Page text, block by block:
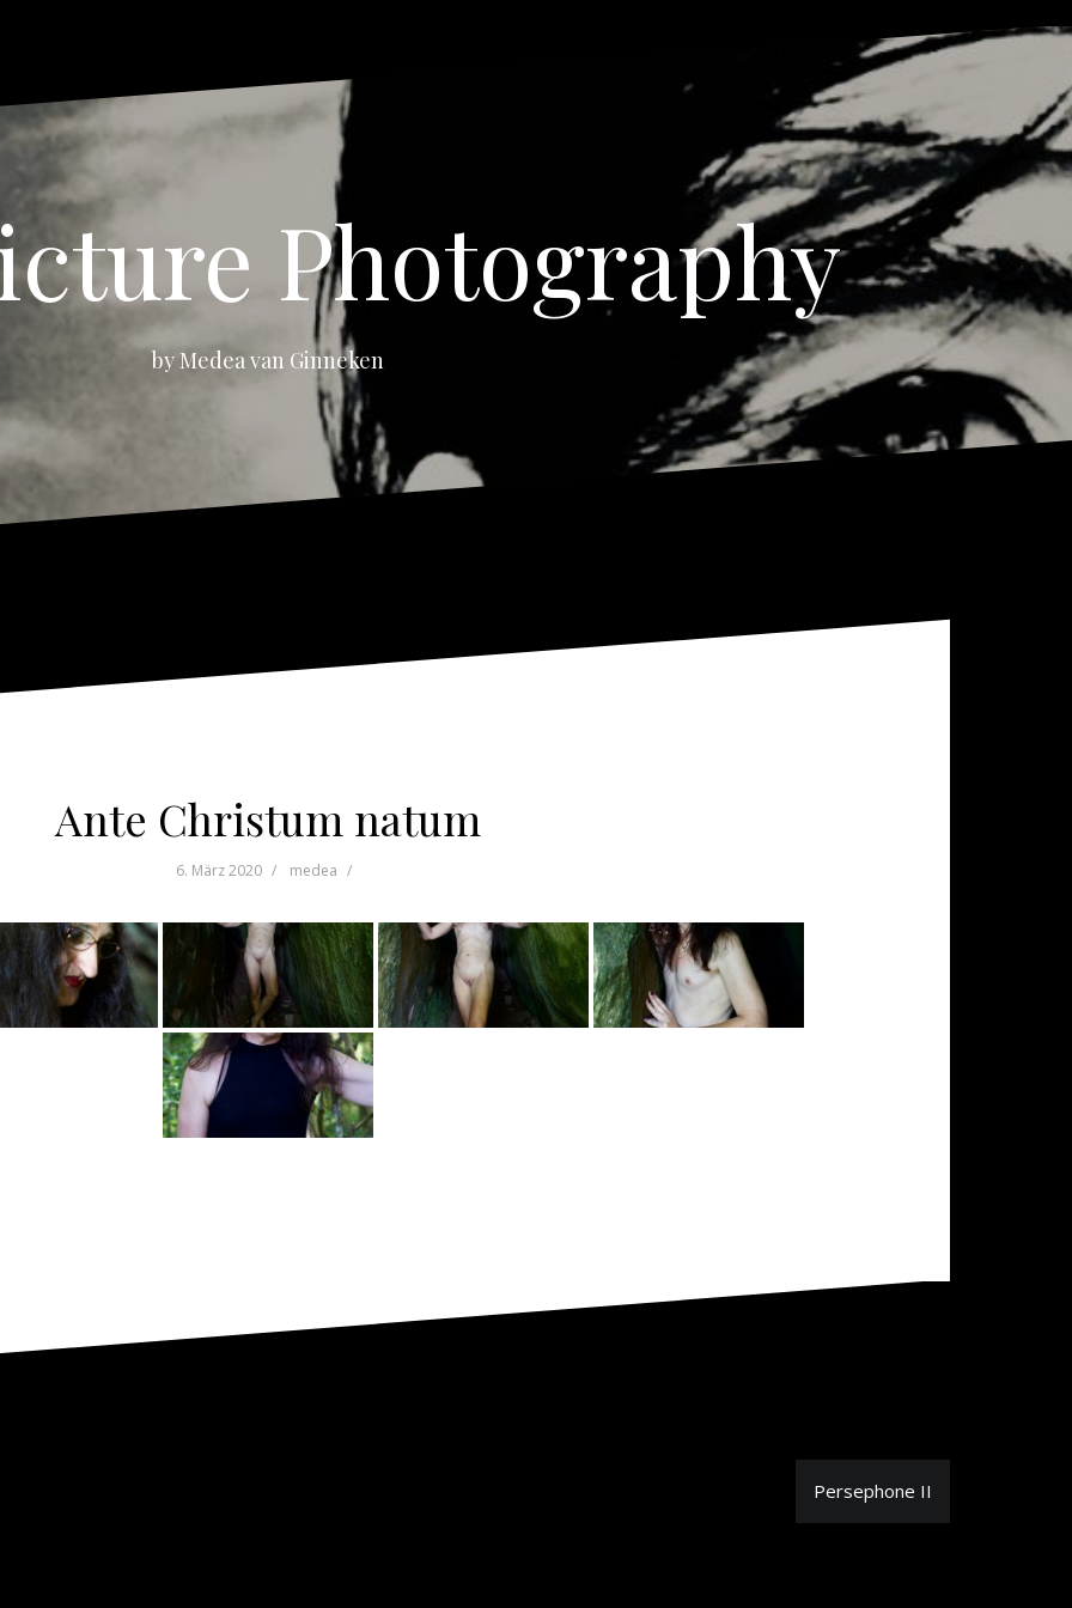
Photography
by Medea van Ginneken
Ante Christum natum
6. März 2020 medea
Persephone II